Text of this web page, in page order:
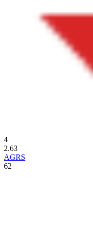
4
2.63
AGRS
62